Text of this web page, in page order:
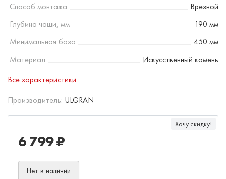
Способ монтажа
Врезной
Глубина чаши, мм
190 мм
Минимальная база
450 мм
Материал
Искусственный камень
Все характеристики
Производитель: ULGRAN
Хочу скидку!
6 799 ₽
Нет в наличии